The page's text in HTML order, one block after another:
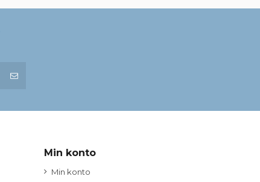
Min konto
Min konto